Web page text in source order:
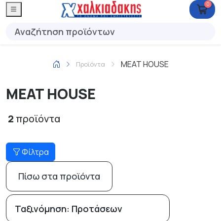
0
Προϊόντα MEAT HOUSE
MEAT HOUSE
2 προϊόντα
Φίλτρα
Πίσω στα προϊόντα